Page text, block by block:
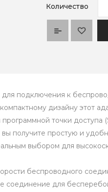
Количество
подключения к
дизайну этот
точки доступа
получите простую и
выбором для
беспроводного
для